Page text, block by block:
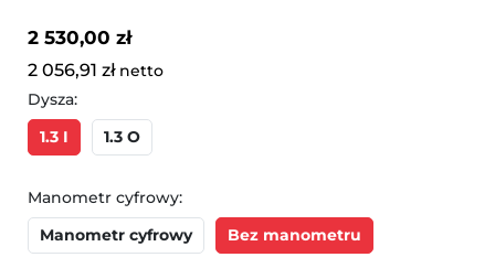
2 530,00 zł
2 056,91 zł netto
Dysza:
1.3 I
1.3 O
Manometr cyfrowy:
Manometr cyfrowy
Bez manometru